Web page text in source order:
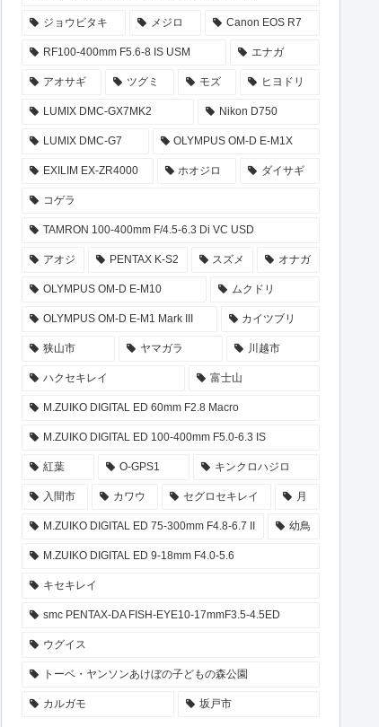
ジョウビタキ メジロ Canon EOS R7
RF100-400mm F5.6-8 IS USM エナガ
アオサギ ツグミ モズ ヒヨドリ
LUMIX DMC-GX7MK2 Nikon D750
LUMIX DMC-G7 OLYMPUS OM-D E-M1X
EXILIM EX-ZR4000 ホオジロ ダイサギ
コゲラ
TAMRON 100-400mm F/4.5-6.3 Di VC USD
アオジ PENTAX K-S2 スズメ オナガ
OLYMPUS OM-D E-M10 ムクドリ
OLYMPUS OM-D E-M1 Mark III カイツブリ
狭山市 ヤマガラ 川越市
ハクセキレイ 富士山
M.ZUIKO DIGITAL ED 60mm F2.8 Macro
M.ZUIKO DIGITAL ED 100-400mm F5.0-6.3 IS
紅葉 O-GPS1 キンクロハジロ
入間市 カワウ セグロセキレイ 月
M.ZUIKO DIGITAL ED 75-300mm F4.8-6.7 II 幼鳥
M.ZUIKO DIGITAL ED 9-18mm F4.0-5.6
キセキレイ
smc PENTAX-DA FISH-EYE10-17mmF3.5-4.5ED
ウグイス
トーベ・ヤンソンあけぼの子どもの森公園
カルガモ 坂戸市